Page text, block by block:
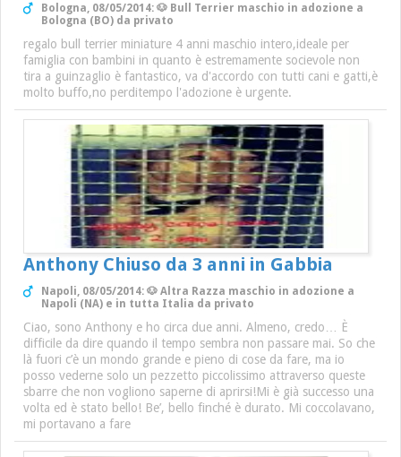
Bologna, 08/05/2014: 🐶 Bull Terrier maschio in adozione a
Bologna (BO) da privato
regalo bull terrier miniature 4 anni maschio intero,ideale per
famiglia con bambini in quanto è estremamente socievole non
tira a guinzaglio è fantastico, va d'accordo con tutti cani e gatti,è
molto buffo,no perditempo l'adozione è urgente.
Anthony Chiuso da 3 anni in Gabbia
Napoli, 08/05/2014: 🐶 Altra Razza maschio in adozione a
Napoli (NA) e in tutta Italia da privato
Ciao, sono Anthony e ho circa due anni. Almeno, credo… È
difficile da dire quando il tempo sembra non passare mai. So che
là fuori c’è un mondo grande e pieno di cose da fare, ma io
posso vederne solo un pezzetto piccolissimo attraverso queste
sbarre che non vogliono saperne di aprirsi!Mi è già successo una
volta ed è stato bello! Be’, bello finché è durato. Mi coccolavano,
mi portavano a fare